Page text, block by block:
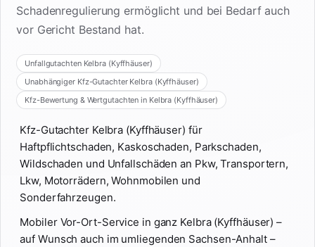
Schadenregulierung ermöglicht und bei Bedarf auch
vor Gericht Bestand hat.
Unfallgutachten Kelbra (Kyffhäuser)
Unabhängiger Kfz-Gutachter Kelbra (Kyffhäuser)
Kfz-Bewertung & Wertgutachten in Kelbra (Kyffhäuser)
Kfz-Gutachter Kelbra (Kyffhäuser) für
Haftpflichtschaden, Kaskoschaden, Parkschaden,
Wildschaden und Unfallschäden an Pkw, Transportern,
Lkw, Motorrädern, Wohnmobilen und
Sonderfahrzeugen.
Mobiler Vor-Ort-Service in ganz Kelbra (Kyffhäuser) –
auf Wunsch auch im umliegenden Sachsen-Anhalt –